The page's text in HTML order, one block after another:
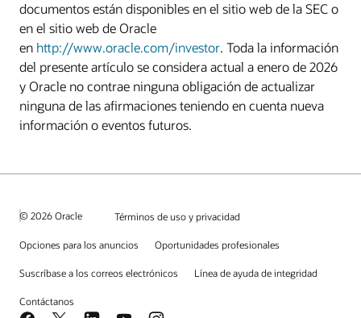
documentos están disponibles en el sitio web de la SEC o
en el sitio web de Oracle
en http://www.oracle.com/investor. Toda la información
del presente artículo se considera actual a enero de 2026
y Oracle no contrae ninguna obligación de actualizar
ninguna de las afirmaciones teniendo en cuenta nueva
información o eventos futuros.
© 2026 Oracle Términos de uso y privacidad
Opciones para los anuncios Oportunidades profesionales
Suscríbase a los correos electrónicos Línea de ayuda de integridad
Contáctanos